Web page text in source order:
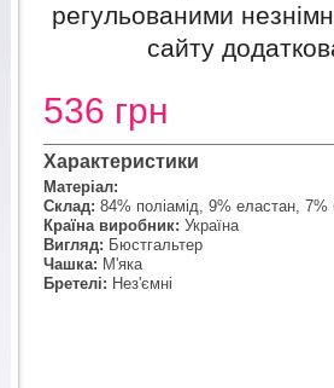
регульованими
сайту
536 грн
Характеристики
Матеріал:
Склад: 84% поліамід, 9% еластан, 7%
Країна виробник: Україна
Вигляд: Бюстгальтер
Чашка: М'яка
Бретелі: Нез'ємні